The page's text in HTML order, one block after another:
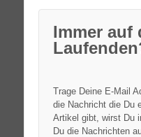
Immer auf
Trage Deine E-Mail
die Nachricht die Du
Artikel gibt, wirst Du
Du die Nachrichten